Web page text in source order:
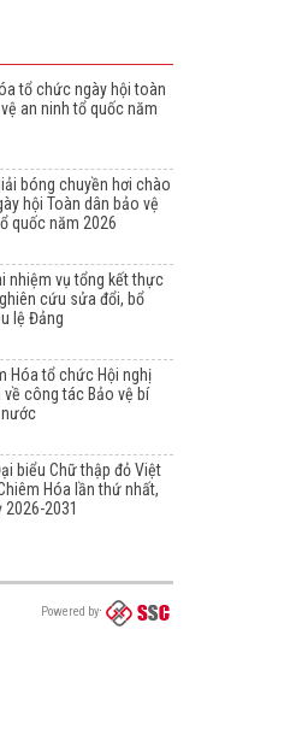
tổ chức ngày hội toàn
an ninh tổ quốc năm
bóng chuyền hơi chào
hội Toàn dân bảo vệ
quốc năm 2026
nhiệm vụ tổng kết thực
cứu sửa đổi, bổ
lệ Đảng
Hóa tổ chức Hội nghị
về công tác Bảo vệ bí
biểu Chữ thập đỏ Việt
Hóa lần thứ nhất,
2026-2031
Powered by